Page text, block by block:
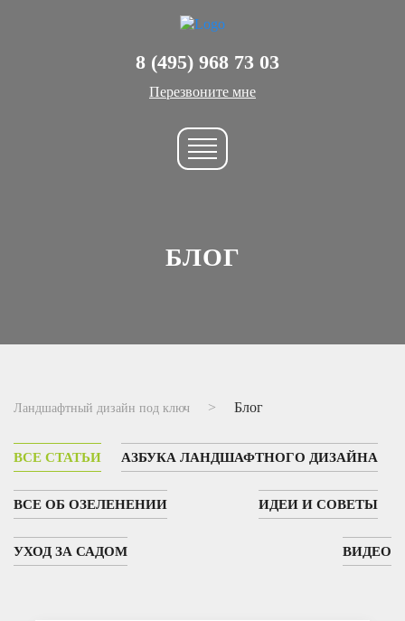
8 (495) 968 73 03
Перезвоните мне
БЛОГ
Ландшафтный дизайн под ключ Блог
ВСЕ СТАТЬИ АЗБУКА ЛАНДШАФТНОГО ДИЗАЙНА
ВСЕ ОБ ОЗЕЛЕНЕНИИ ИДЕИ И СОВЕТЫ
УХОД ЗА САДОМ ВИДЕО